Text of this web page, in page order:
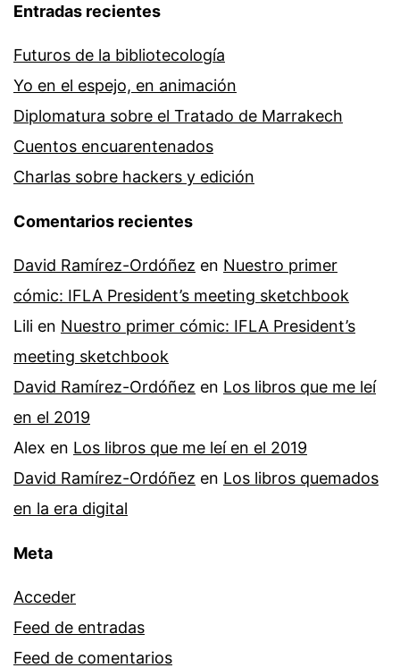
Entradas recientes
Futuros de la bibliotecología
Yo en el espejo, en animación
Diplomatura sobre el Tratado de Marrakech
Cuentos encuarentenados
Charlas sobre hackers y edición
Comentarios recientes
David Ramírez-Ordóñez en Nuestro primer
cómic: IFLA President’s meeting sketchbook
Lili en Nuestro primer cómic: IFLA President’s
meeting sketchbook
David Ramírez-Ordóñez en Los libros que me leí
en el 2019
Alex en Los libros que me leí en el 2019
David Ramírez-Ordóñez en Los libros quemados
en la era digital
Meta
Acceder
Feed de entradas
Feed de comentarios